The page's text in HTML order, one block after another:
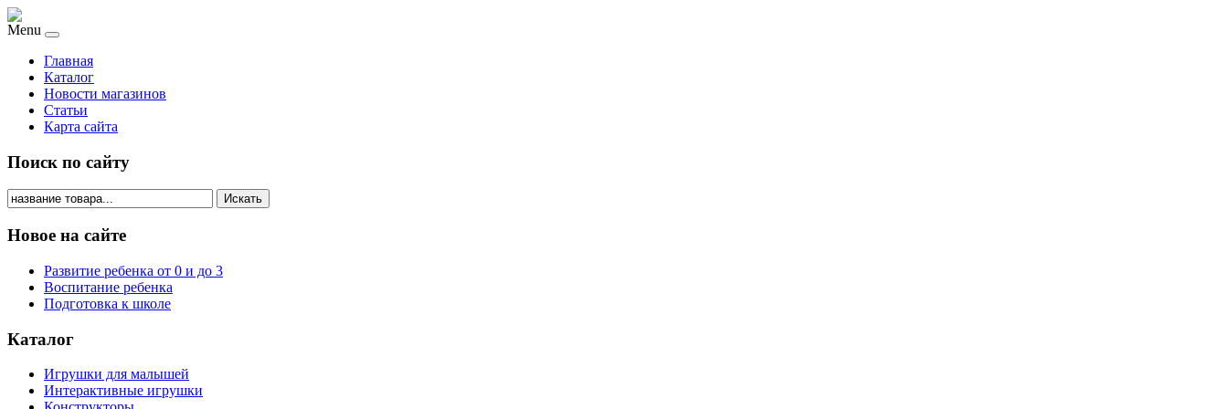
Menu
Главная
Каталог
Новости магазинов
Статьи
Карта сайта
Поиск по сайту
Искать
Новое на сайте
Развитие ребенка от 0 и до 3
Воспитание ребенка
Подготовка к школе
Каталог
Игрушки для малышей
Интерактивные игрушки